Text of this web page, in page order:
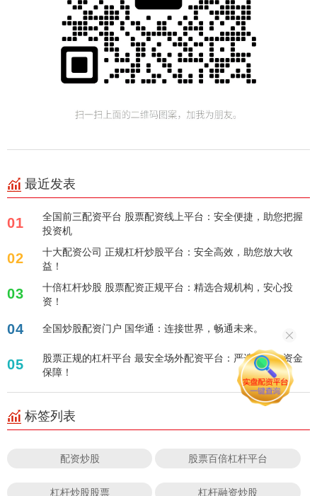
最近发表
01
全国前三配资平台 股票配资线上平台：安全便捷，助您把握
投资机
02
十大配资公司 正规杠杆炒股平台：安全高效，助您放大收
益！
03
十倍杠杆炒股 股票配资正规平台：精选合规机构，安心投
资！
04 全国炒股配资门户 国华通：连接世界，畅通未来。
05
股票正规的杠杆平台 最安全场外配资平台：严选合规，资金
保障！
标签列表
配资炒股 股票百倍杠杆平台
杠杆炒股股票 杠杆融资炒股